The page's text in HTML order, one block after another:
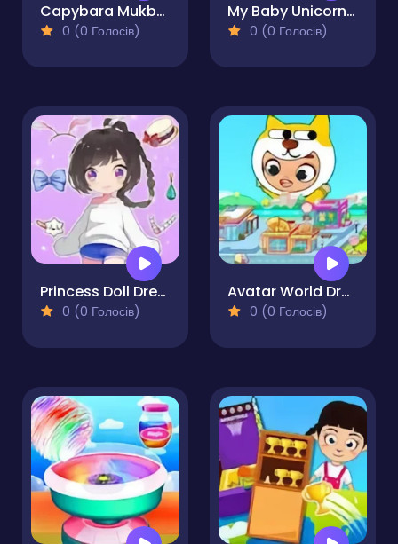
Capybara Mukbang ASMR
0 (0 Голосів)
My Baby Unicorn - Pony Care
0 (0 Голосів)
Princess Doll Dress Up Beauty
0 (0 Голосів)
Avatar World Dream City
0 (0 Голосів)